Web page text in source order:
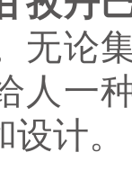
无论
人一
计。